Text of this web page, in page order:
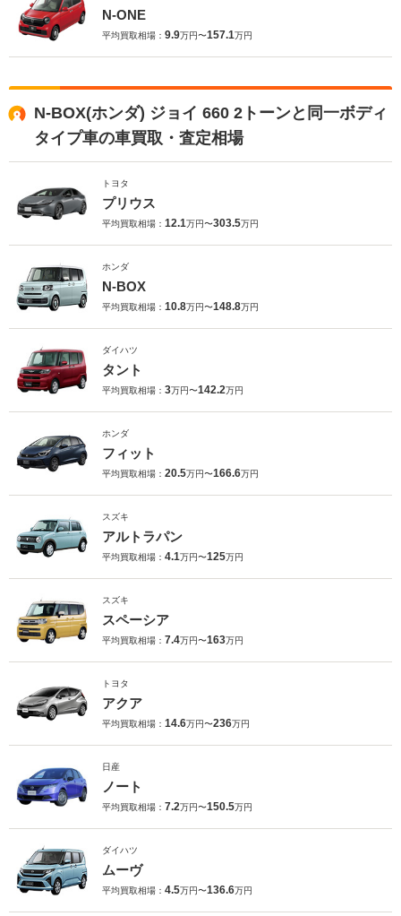
N-ONE
平均買取相場： 9.9万円〜157.1万円
N-BOX(ホンダ) ジョイ 660 2トーンと同一ボディ
タイプ車の車買取・査定相場
トヨタ
プリウス
平均買取相場： 12.1万円〜303.5万円
ホンダ
N-BOX
平均買取相場： 10.8万円〜148.8万円
ダイハツ
タント
平均買取相場： 3万円〜142.2万円
ホンダ
フィット
平均買取相場： 20.5万円〜166.6万円
スズキ
アルトラパン
平均買取相場： 4.1万円〜125万円
スズキ
スペーシア
平均買取相場： 7.4万円〜163万円
トヨタ
アクア
平均買取相場： 14.6万円〜236万円
日産
ノート
平均買取相場： 7.2万円〜150.5万円
ダイハツ
ムーヴ
平均買取相場： 4.5万円〜136.6万円